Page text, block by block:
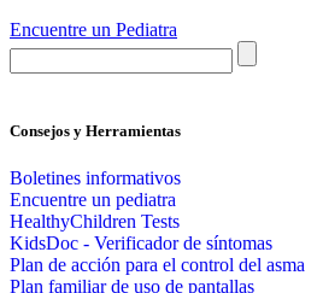
Encuentre un Pediatra
Consejos y Herramientas
Boletines informativos
Encuentre un pediatra
HealthyChildren Tests
KidsDoc - Verificador de síntomas
Plan de acción para el control del asma
Plan familiar de uso de pantallas